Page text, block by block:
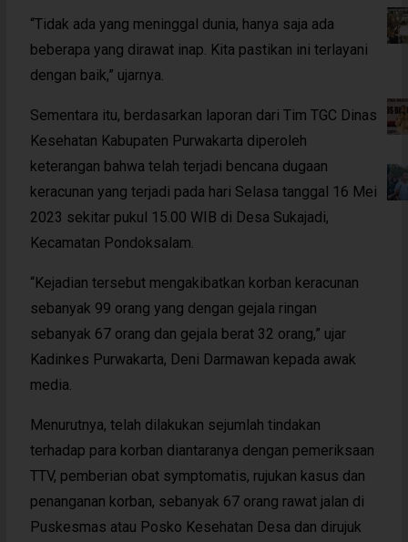
“Tidak ada yang meninggal dunia, hanya saja ada
beberapa yang dirawat inap. Kita pastikan ini terlayani
dengan baik,” ujarnya.
Sementara itu, berdasarkan laporan dari Tim TGC Dinas
Kesehatan Kabupaten Purwakarta diperoleh
keterangan bahwa telah terjadi bencana dugaan
keracunan yang terjadi pada hari Selasa tanggal 16 Mei
2023 sekitar pukul 15.00 WIB di Desa Sukajadi,
Kecamatan Pondoksalam.
“Kejadian tersebut mengakibatkan korban keracunan
sebanyak 99 orang yang dengan gejala ringan
sebanyak 67 orang dan gejala berat 32 orang,” ujar
Kadinkes Purwakarta, Deni Darmawan kepada awak
media.
Menurutnya, telah dilakukan sejumlah tindakan
terhadap para korban diantaranya dengan pemeriksaan
TTV, pemberian obat symptomatis, rujukan kasus dan
penanganan korban, sebanyak 67 orang rawat jalan di
Puskesmas atau Posko Kesehatan Desa dan dirujuk